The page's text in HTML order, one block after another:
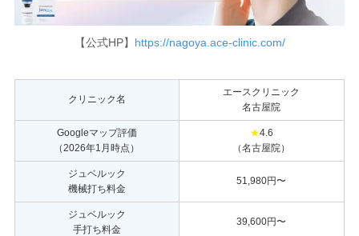
【公式HP】 https://nagoya.ace-clinic.com/
クリニック名
エースクリニック
名古屋院
Googleマップ評価
（2026年1月時点）
★4.6
（名古屋院）
ジュベルック
機械打ち料金
51,980円〜
ジュベルック
手打ち料金
39,600円〜